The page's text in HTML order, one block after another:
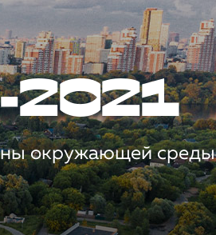
2021
окружающей среды